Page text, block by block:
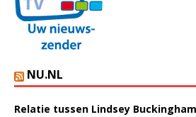
NU.NL
Relatie tussen Lindsey